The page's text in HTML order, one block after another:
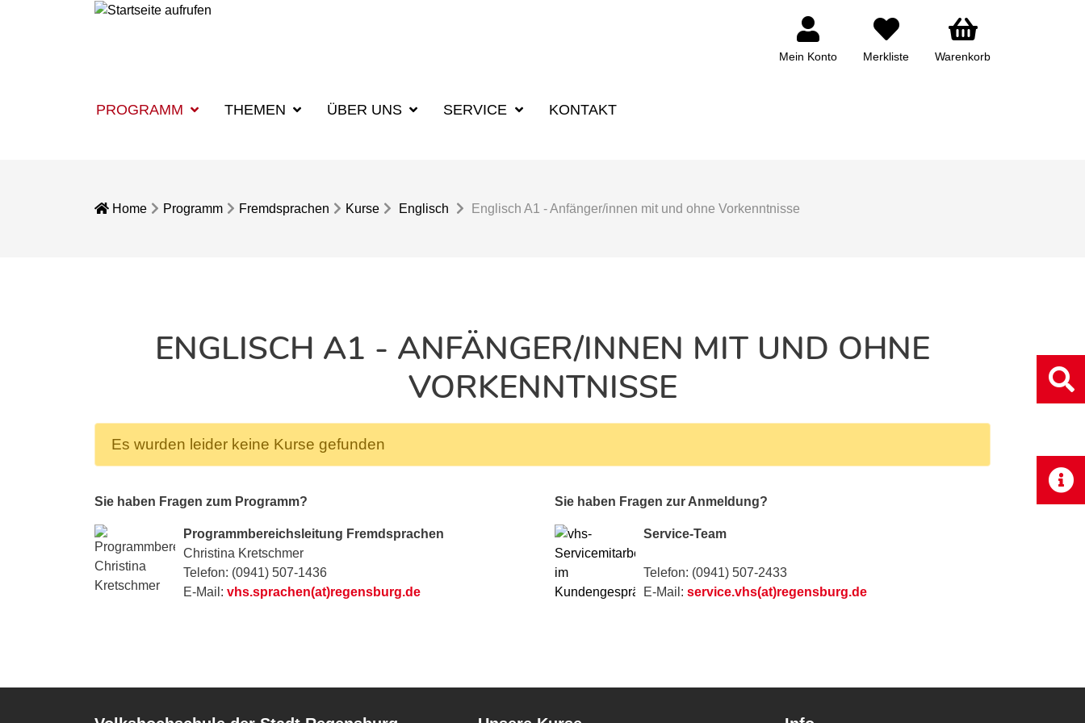
Mein Konto Merkliste Warenkorb
PROGRAMM THEMEN ÜBER UNS SERVICE KONTAKT
Home Programm Fremdsprachen Kurse Englisch Englisch A1 - Anfänger/innen mit und ohne Vorkenntnisse
ENGLISCH A1 - ANFÄNGER/INNEN MIT UND OHNE
VORKENNTNISSE
Es wurden leider keine Kurse gefunden
Sie haben Fragen zum Programm?
Programmbereichsleitung Fremdsprachen
Christina Kretschmer
Telefon: (0941) 507-1436
E-Mail: vhs.sprachen(at)regensburg.de
Sie haben Fragen zur Anmeldung?
Service-Team
Telefon: (0941) 507-2433
E-Mail: service.vhs(at)regensburg.de